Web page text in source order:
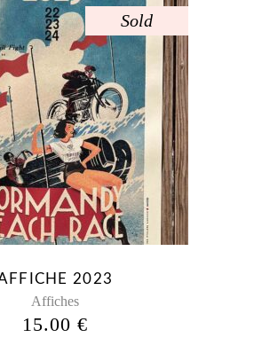
Sold
2023
Affiches
15.00€